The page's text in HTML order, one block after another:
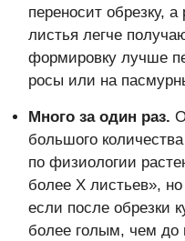
переносит обрезку,
листья легче
формировку лучше
росы или на
Много за один раз.
большого
по физиологии
более X листьев»,
если после обрезки
более голым, чем до